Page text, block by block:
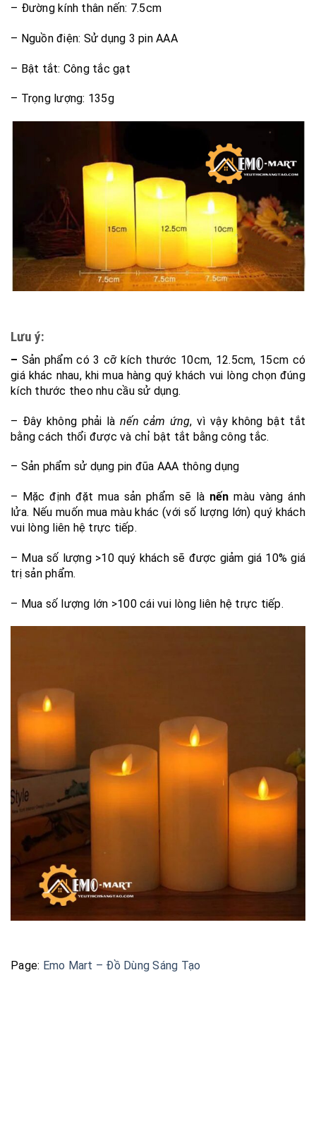
– Đường kính thân nến: 7.5cm
– Nguồn điện: Sử dụng 3 pin AAA
– Bật tắt: Công tắc gạt
– Trọng lượng: 135g
Lưu ý:
– Sản phẩm có 3 cỡ kích thước 10cm, 12.5cm, 15cm có
giá khác nhau, khi mua hàng quý khách vui lòng chọn đúng
kích thước theo nhu cầu sử dụng.
– Đây không phải lànến cảm ứng, vì vậy không bật tắt
bằng cách thổi được và chỉ bật tắt bằng công tắc.
– Sản phẩm sử dụng pin đũa AAA thông dụng
– Mặc định đặt mua sản phẩm sẽ là nến màu vàng ánh
lửa. Nếu muốn mua màu khác (với số lượng lớn) quý khách
vui lòng liên hệ trực tiếp.
– Mua số lượng >10 quý khách sẽ được giảm giá 10% giá
trị sản phẩm.
– Mua số lượng lớn >100 cái vui lòng liên hệ trực tiếp.
Page: Emo Mart – Đồ Dùng Sáng Tạo